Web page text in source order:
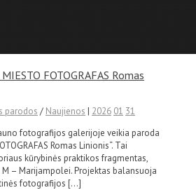
FOTOGRAFAS Romas
parodos / Naujienos | 2026 01 31
fotografijos galerijoje veikia paroda
Romas Linionis“. Tai
kūrybinės praktikos fragmentas,
– Marijampolei. Projektas balansuoja
fotografijos […]